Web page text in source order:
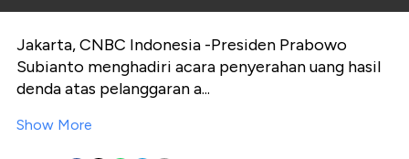
Kasasi
Jakarta, CNBC Indonesia -Presiden Prabowo
Subianto menghadiri acara penyerahan uang hasil
denda atas pelanggaran a...
Show More